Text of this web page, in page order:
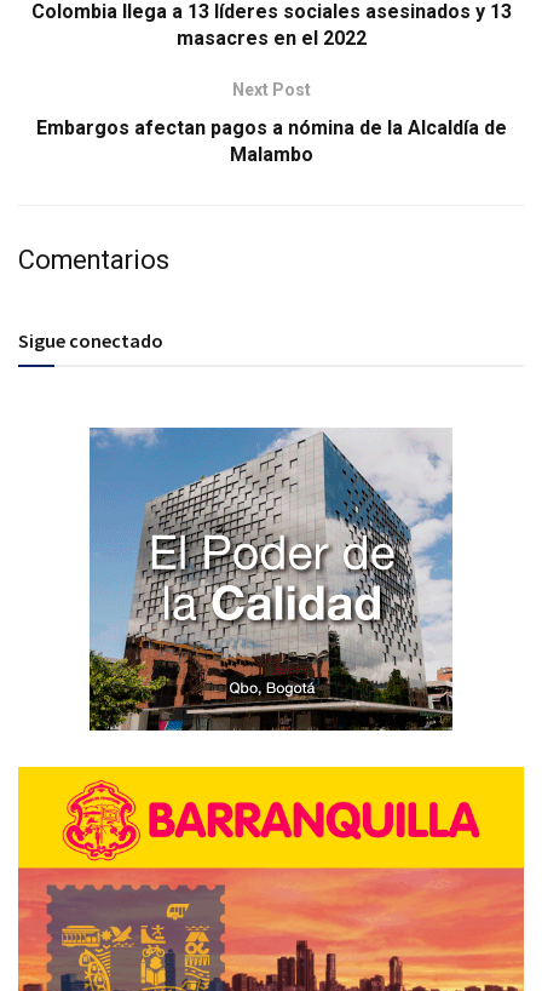
Colombia llega a 13 líderes sociales asesinados y 13
masacres en el 2022
Next Post
Embargos afectan pagos a nómina de la Alcaldía de
Malambo
Comentarios
Sigue conectado